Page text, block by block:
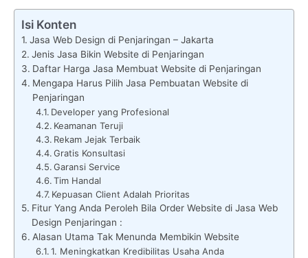
Isi Konten
Jasa Web Design di Penjaringan – Jakarta
Jenis Jasa Bikin Website di Penjaringan
Daftar Harga Jasa Membuat Website di Penjaringan
Mengapa Harus Pilih Jasa Pembuatan Website di
Penjaringan
Developer yang Profesional
Keamanan Teruji
Rekam Jejak Terbaik
Gratis Konsultasi
Garansi Service
Tim Handal
Kepuasan Client Adalah Prioritas
Fitur Yang Anda Peroleh Bila Order Website di Jasa Web
Design Penjaringan :
Alasan Utama Tak Menunda Membikin Website
1. Meningkatkan Kredibilitas Usaha Anda